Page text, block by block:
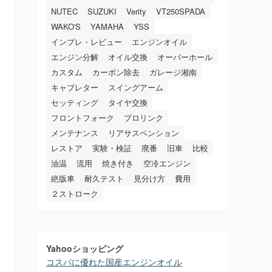
NUTEC
SUZUKI Verity
VT250SPADA
WAKO'S
YAMAHA
YSS
インプレ・レビュー
エンジンオイル
エンジン分解
オイル交換
オーバーホール
カスタム
カーボン除去
ガレージ湘南
キャブレター
スイングアーム
セッティング
タイヤ交換
フロントフォーク
プロリンク
メンテナンス
リアサスペンション
レストア
実験・検証 廃番 旧車
比較
油温
流用 焼き付き
空冷エンジン
絶版車
耐久テスト 見分け方
費用
２ストローク
Yahooショッピング
コスパに優れた国産エンジンオイル